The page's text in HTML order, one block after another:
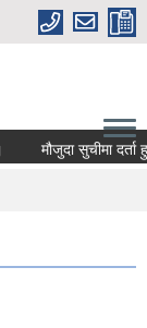
मौजुदा सुचीमा दर्ता